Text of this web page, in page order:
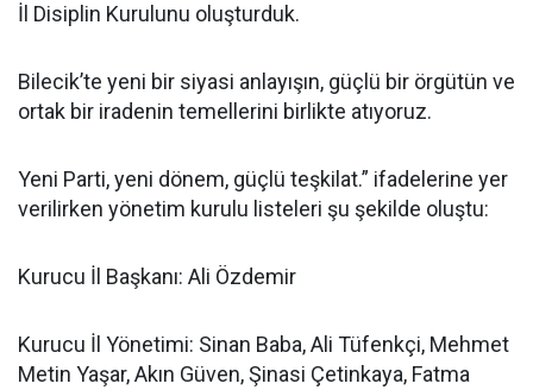
İl Disiplin Kurulunu oluşturduk.
Bilecik’te yeni bir siyasi anlayışın, güçlü bir örgütün ve
ortak bir iradenin temellerini birlikte atıyoruz.
Yeni Parti, yeni dönem, güçlü teşkilat.” ifadelerine yer
verilirken yönetim kurulu listeleri şu şekilde oluştu:
Kurucu İl Başkanı: Ali Özdemir
Kurucu İl Yönetimi: Sinan Baba, Ali Tüfenkçi, Mehmet
Metin Yaşar, Akın Güven, Şinasi Çetinkaya, Fatma